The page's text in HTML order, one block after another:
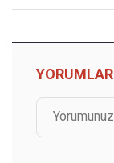
YORUMLAR